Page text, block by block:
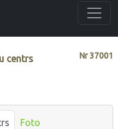
Nr37001
centrs
Foto